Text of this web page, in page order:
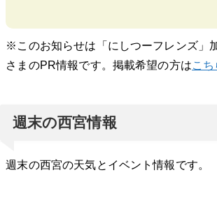
※このお知らせは「にしつーフレンズ」
さまのPR情報です。掲載希望の方は こち
週末の西宮情報
週末の西宮の天気とイベント情報です。